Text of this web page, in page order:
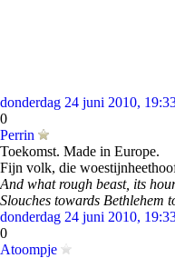
donderdag 24 juni 2010,
0
Perrin
Toekomst. Made in Europe.
Fijn volk, die
And what rough beast, its
Slouches towards Bethlehem
donderdag 24 juni 2010,
0
Atoompje